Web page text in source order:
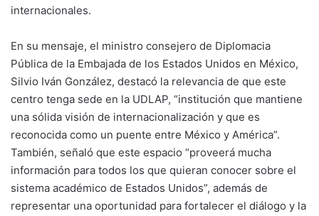
internacionales.
En su mensaje, el ministro consejero de Diplomacia
Pública de la Embajada de los Estados Unidos en México,
Silvio Iván González, destacó la relevancia de que este
centro tenga sede en la UDLAP, “institución que mantiene
una sólida visión de internacionalización y que es
reconocida como un puente entre México y América”.
También, señaló que este espacio “proveerá mucha
información para todos los que quieran conocer sobre el
sistema académico de Estados Unidos”, además de
representar una oportunidad para fortalecer el diálogo y la